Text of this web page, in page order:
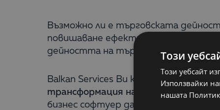
Възможно ли е търговската
повишаване ефективността на
дейността на търговския екип и да
Balkan Services Ви кани да
трансформация на
бизнес софтуер да
Този
Този уебсайт
Използвайки
нашата